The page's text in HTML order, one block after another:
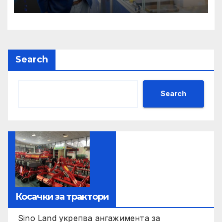
чрез приемане на AI+
Search
Search
Косачки за трактори
Sino Land укрепва ангажимента за